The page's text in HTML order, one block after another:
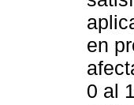
en
0 al